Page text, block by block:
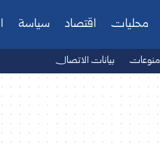
محليات اقتصاد سياسة
منوعات بيانات الاتصال